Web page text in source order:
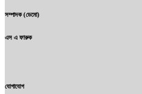
সম্পাদক (ডেমো)
এস এ ফারুক
যোগাযোগ